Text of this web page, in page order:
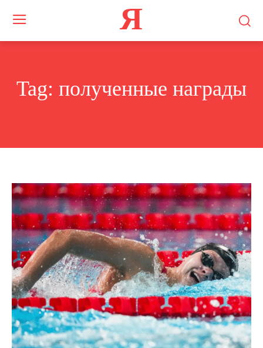
Я
Tag: полученные награды